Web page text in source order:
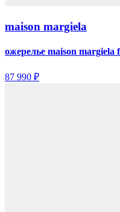
maison margiela
ожерелье maison margiela
87 990 ₽